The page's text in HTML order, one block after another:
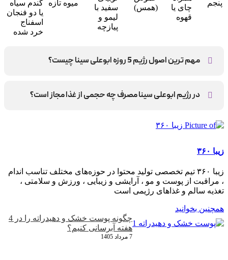
پنجم
چای یا
قهوه
(همس)
سفید با
لیمو و
پیازچه
میوه تازه
گندم سیاه
یا دو فنجان
اسفناج
خرد شده
مهم ترین اصول رژیم 5 روزه ابوعلی سینا چیست؟
در رژیم ابوعلی سینا مصرف چه حجمی از غذا مجاز است؟
زیبا ۳۶۰
زیبا ۳۶۰ تیم تخصصی تولید محتوا در حوزه‌های مختلف تناسب اندام
، مراقبت از پوست و مو ، آرایشی و زیبایی ، ورزش و سلامتی ،
تغذیه سالم و غذاهای رژیمی است
همچنین بخوانید
چگونه پوست خشک و دهیدراته را در 4
هفته آبرسانی کنیم؟
7 مرداد 1405